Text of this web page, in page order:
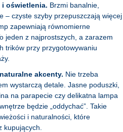
oświetlenia. Brzmi banalnie,
– czyste szyby przepuszczają więcej
zapewniają równomierne
jeden z najprostszych, a zarazem
trików przy przygotowywaniu
akcenty. Nie trzeba
wystarczą detale. Jasne poduszki,
na parapecie czy delikatna lampa
będzie „oddychać”. Takie
i naturalności, które